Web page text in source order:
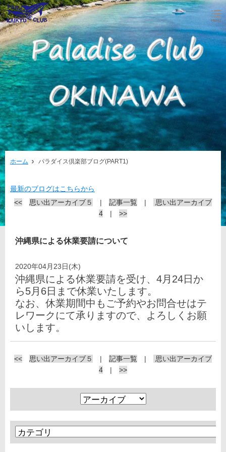
ホーム パラダイス倶楽部ブログ(PART1)
最新のブログはこちらから
<<
思い出アーカイブ５ | 記事一覧 |
思い出アーカイブ
4 | >>
沖縄県による休業要請について
2020年04月23日(木)
沖縄県による休業要請を受け、4月24日か
ら5月6日まで休業いたします。
なお、休業期間中もご予約やお問合せはテ
レワークにて承りますので、よろしくお願
いします。
<< 思い出アーカイブ５ | 記事一覧 |
思い出アーカイブ
4 | >>